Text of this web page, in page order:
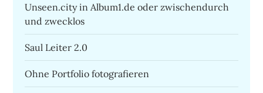
Unseen.city in Album1.de oder zwischendurch
und zwecklos
Saul Leiter 2.0
Ohne Portfolio fotografieren